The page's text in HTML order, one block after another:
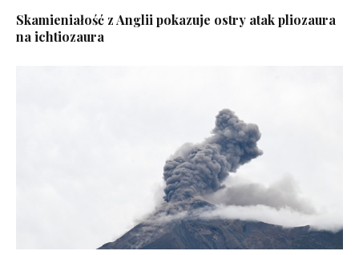
Skamieniałość z Anglii pokazuje ostry atak pliozaura
na ichtiozaura